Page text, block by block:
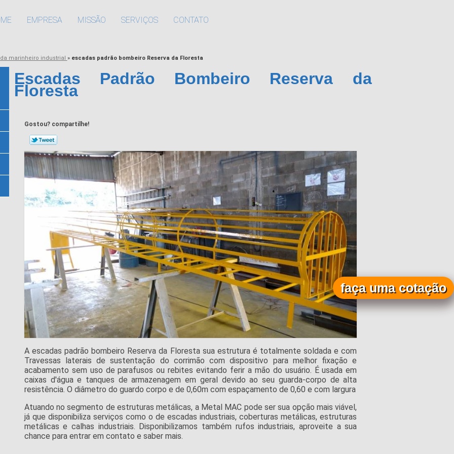
EMPRESA MISSÃO SERVIÇOS CONTATO
marinheiro industrial » escadas padrão bombeiro Reserva da Floresta
Escadas Padrão Bombeiro Reserva da
Floresta
Gostou? compartilhe!
A escadas padrão bombeiro Reserva da Floresta sua estrutura é totalmente soldada e com
Travessas laterais de sustentação do corrimão com dispositivo para melhor fixação e
acabamento sem uso de parafusos ou rebites evitando ferir a mão do usuário. É usada em
caixas d'água e tanques de armazenagem em geral devido ao seu guarda-corpo de alta
resistência. O diâmetro do guardo corpo e de 0,60m com espaçamento de 0,60 e com largura
Atuando no segmento de estruturas metálicas, a Metal MAC pode ser sua opção mais viável,
já que disponibiliza serviços como o de escadas industriais, coberturas metálicas, estruturas
metálicas e calhas industriais. Disponibilizamos também rufos industriais, aproveite a sua
chance para entrar em contato e saber mais.
faça uma cotação